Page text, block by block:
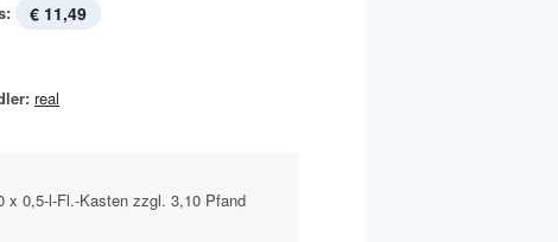
€ 11,49
real
x 0,5-l-Fl.-Kasten zzgl. 3,10 Pfand